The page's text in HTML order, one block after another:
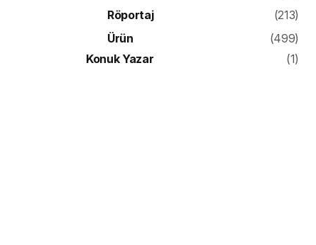
Röportaj
(213)
Ürün
(499)
Konuk Yazar
(1)